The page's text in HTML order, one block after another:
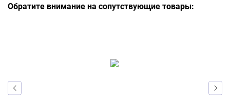
Обратите внимание на сопутствующие товары: